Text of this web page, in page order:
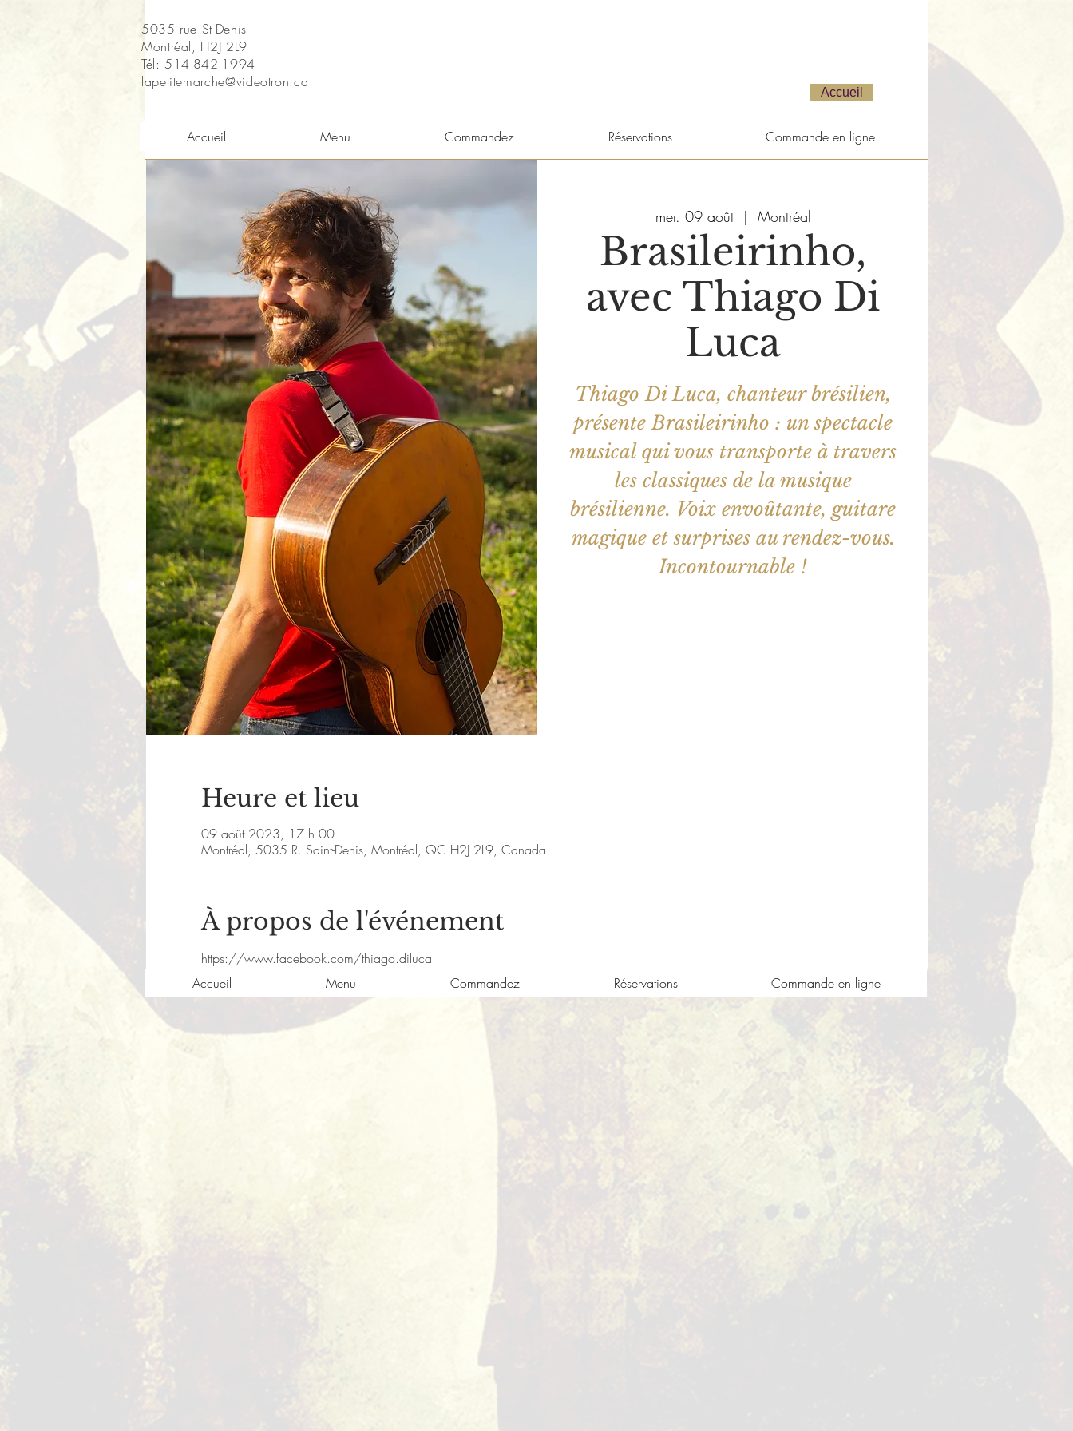
5035 rue St-Denis
Montréal, H2J 2L9
Tél: 514-842-1994
lapetitemarche@videotron.ca
Accueil
Accueil Menu Commandez Réservations Commande en ligne
mer. 09 août
  |
Montréal
Brasileirinho,
avec Thiago Di
Luca
Thiago Di Luca, chanteur brésilien,
présente Brasileirinho : un spectacle
musical qui vous transporte à travers
les classiques de la musique
brésilienne. Voix envoûtante, guitare
magique et surprises au rendez-vous.
Incontournable !
Heure et lieu
09 août 2023, 17 h 00
Montréal, 5035 R. Saint-Denis, Montréal, QC H2J 2L9, Canada
À propos de l'événement
https://www.facebook.com/thiago.diluca
Accueil
Menu Commandez Réservations Commande en ligne